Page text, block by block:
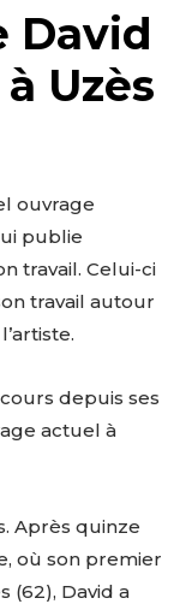
David
Uzès
ouvrage
publie
travail. Celui-ci
travail autour
depuis ses
actuel à
Après quinze
où son premier
(62), David a